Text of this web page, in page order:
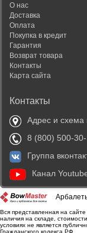
О нас
Доставка
Оплата
Покупка в кредит
Гарантия
Возврат товара
Контакты
Карта сайта
Контакты
Адрес и схема
8 (800) 500-
Группа
Канал
Вся представленная на
наличия на складе,
условиях не является
Гражданского кодекса РФ.